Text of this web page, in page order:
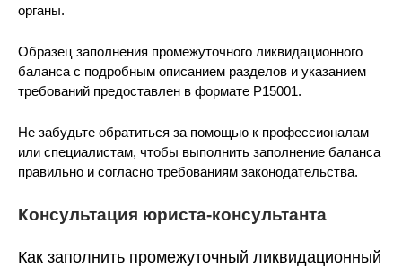
органы.
Образец заполнения промежуточного ликвидационного
баланса с подробным описанием разделов и указанием
требований предоставлен в формате Р15001.
Не забудьте обратиться за помощью к профессионалам
или специалистам, чтобы выполнить заполнение баланса
правильно и согласно требованиям законодательства.
Консультация юриста-консультанта
Как заполнить промежуточный ликвидационный